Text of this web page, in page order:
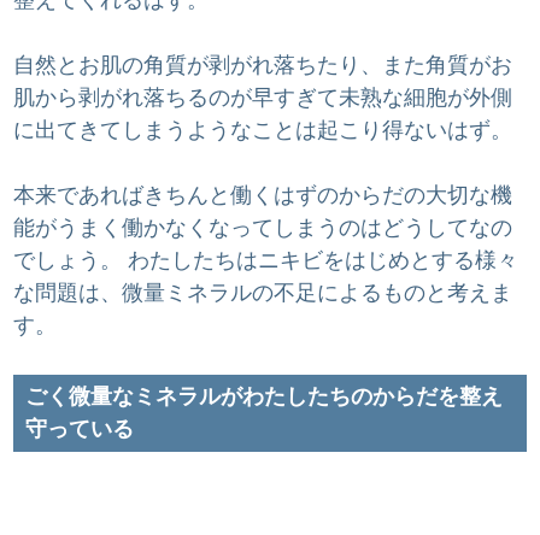
自然とお肌の角質が剥がれ落ちたり、また角質がお
肌から剥がれ落ちるのが早すぎて未熟な細胞が外側
に出てきてしまうようなことは起こり得ないはず。
本来であればきちんと働くはずのからだの大切な機
能がうまく働かなくなってしまうのはどうしてなの
でしょう。 わたしたちはニキビをはじめとする様々
な問題は、微量ミネラルの不足によるものと考えま
す。
ごく微量なミネラルがわたしたちのからだを整え
守っている